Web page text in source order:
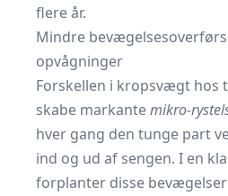
flere år.
Mindre
opvågninger
Forskellen i kropsvægt hos
skabe markantemikro-
hver gang den tunge part
ind og ud af sengen. I en
forplanter disse